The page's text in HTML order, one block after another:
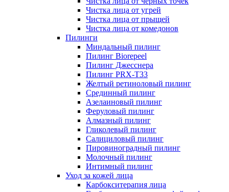
Чистка лица от угрей
Чистка лица от прыщей
Чистка лица от комедонов
Пилинги
Миндальный пилинг
Пилинг Biorepeel
Пилинг Джесснера
Пилинг PRX-T33
Желтый ретиноловый пилинг
Срединный пилинг
Азелаиновый пилинг
Феруловый пилинг
Алмазный пилинг
Гликолевый пилинг
Салициловый пилинг
Пировиноградный пилинг
Молочный пилинг
Интимный пилинг
Уход за кожей лица
Карбокситерапия лица